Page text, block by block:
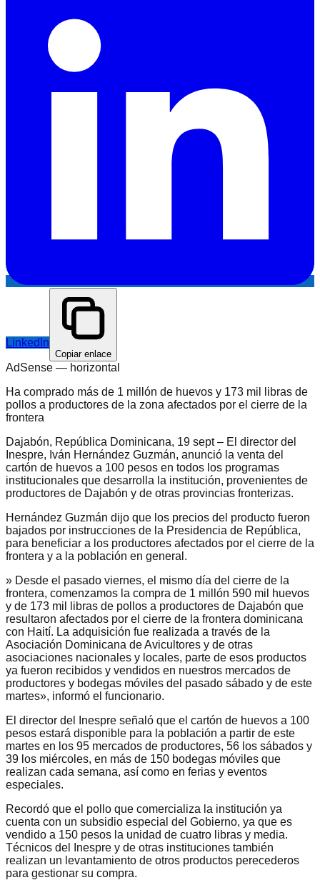
LinkedIn
Copiar enlace
AdSense — horizontal
Ha comprado más de 1 millón de huevos y 173 mil libras de
pollos a productores de la zona afectados por el cierre de la
frontera
Dajabón, República Dominicana, 19 sept – El director del
Inespre, Iván Hernández Guzmán, anunció la venta del
cartón de huevos a 100 pesos en todos los programas
institucionales que desarrolla la institución, provenientes de
productores de Dajabón y de otras provincias fronterizas.
Hernández Guzmán dijo que los precios del producto fueron
bajados por instrucciones de la Presidencia de República,
para beneficiar a los productores afectados por el cierre de la
frontera y a la población en general.
» Desde el pasado viernes, el mismo día del cierre de la
frontera, comenzamos la compra de 1 millón 590 mil huevos
y de 173 mil libras de pollos a productores de Dajabón que
resultaron afectados por el cierre de la frontera dominicana
con Haití. La adquisición fue realizada a través de la
Asociación Dominicana de Avicultores y de otras
asociaciones nacionales y locales, parte de esos productos
ya fueron recibidos y vendidos en nuestros mercados de
productores y bodegas móviles del pasado sábado y de este
martes», informó el funcionario.
El director del Inespre señaló que el cartón de huevos a 100
pesos estará disponible para la población a partir de este
martes en los 95 mercados de productores, 56 los sábados y
39 los miércoles, en más de 150 bodegas móviles que
realizan cada semana, así como en ferias y eventos
especiales.
Recordó que el pollo que comercializa la institución ya
cuenta con un subsidio especial del Gobierno, ya que es
vendido a 150 pesos la unidad de cuatro libras y media.
Técnicos del Inespre y de otras instituciones también
realizan un levantamiento de otros productos perecederos
para gestionar su compra.